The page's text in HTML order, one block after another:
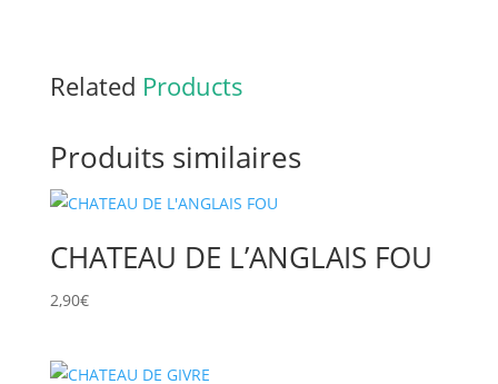
Related Products
Produits similaires
CHATEAU DE L’ANGLAIS FOU
2,90€